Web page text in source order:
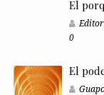
El
0
El